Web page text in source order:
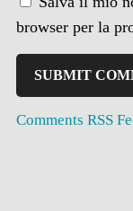
browser per la
Comments RSS